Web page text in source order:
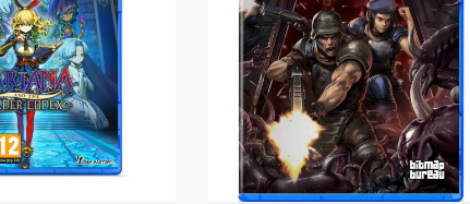
Crash Team Rumble
Deluxe Edition PS4
Τιμή:41,50€26,85€
Asterix & Obelix XXXL :
The Ram From
Hibernia Limited (PS4)